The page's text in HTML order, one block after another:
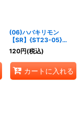
(06)ハバキリモン
【SR】{ST23-05}
《黄》
120円(税込)
カートに入れる